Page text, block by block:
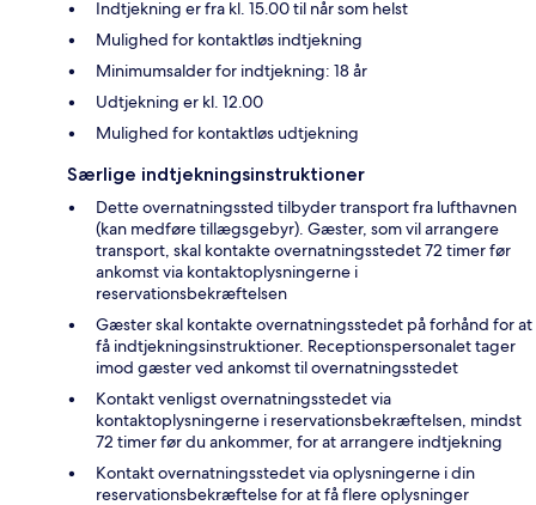
Indtjekning er fra kl. 15.00 til når som helst
Mulighed for kontaktløs indtjekning
Minimumsalder for indtjekning: 18 år
Udtjekning er kl. 12.00
Mulighed for kontaktløs udtjekning
Særlige indtjekningsinstruktioner
Dette overnatningssted tilbyder transport fra lufthavnen
(kan medføre tillægsgebyr). Gæster, som vil arrangere
transport, skal kontakte overnatningsstedet 72 timer før
ankomst via kontaktoplysningerne i
reservationsbekræftelsen
Gæster skal kontakte overnatningsstedet på forhånd for at
få indtjekningsinstruktioner. Receptionspersonalet tager
imod gæster ved ankomst til overnatningsstedet
Kontakt venligst overnatningsstedet via
kontaktoplysningerne i reservationsbekræftelsen, mindst
72 timer før du ankommer, for at arrangere indtjekning
Kontakt overnatningsstedet via oplysningerne i din
reservationsbekræftelse for at få flere oplysninger